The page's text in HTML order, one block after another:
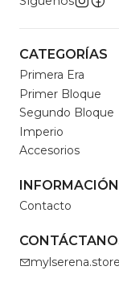
CATEGORÍAS
Primera Era
Primer Bloque
Segundo Bloque
Imperio
Accesorios
INFORMACIÓN
Contacto